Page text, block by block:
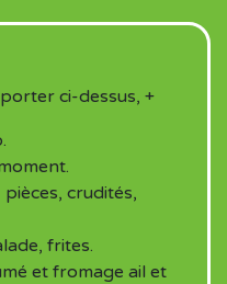
ci-dessus, +
crudités,
frites.
et fromage ail et